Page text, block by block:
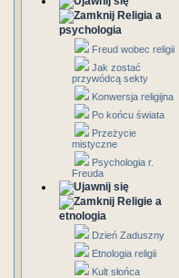
Religia a
psychologia
Freud wobec religii
Jak zostać
przywódcą sekty
Konwersja religijna
Po końcu świata
Przeżycie
mistyczne
Psychologia r.
Freuda
Religie a
etnologia
Dzień Zaduszny
Etnologia religii
Kult słońca